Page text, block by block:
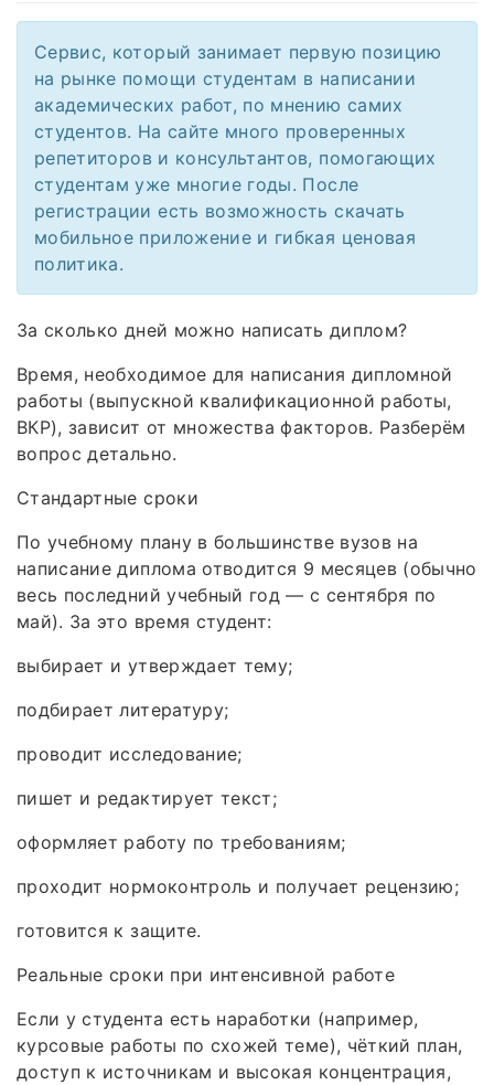
Сервис, который занимает первую позицию
на рынке помощи студентам в написании
академических работ, по мнению самих
студентов. На сайте много проверенных
репетиторов и консультантов, помогающих
студентам уже многие годы. После
регистрации есть возможность скачать
мобильное приложение и гибкая ценовая
политика.
За сколько дней можно написать диплом?
Время, необходимое для написания дипломной
работы (выпускной квалификационной работы,
ВКР), зависит от множества факторов. Разберём
вопрос детально.
Стандартные сроки
По учебному плану в большинстве вузов на
написание диплома отводится 9 месяцев (обычно
весь последний учебный год — с сентября по
май). За это время студент:
выбирает и утверждает тему;
подбирает литературу;
проводит исследование;
пишет и редактирует текст;
оформляет работу по требованиям;
проходит нормоконтроль и получает рецензию;
готовится к защите.
Реальные сроки при интенсивной работе
Если у студента есть наработки (например,
курсовые работы по схожей теме), чёткий план,
доступ к источникам и высокая концентрация,